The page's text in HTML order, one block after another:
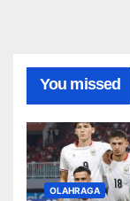
You missed
OLAHRAGA